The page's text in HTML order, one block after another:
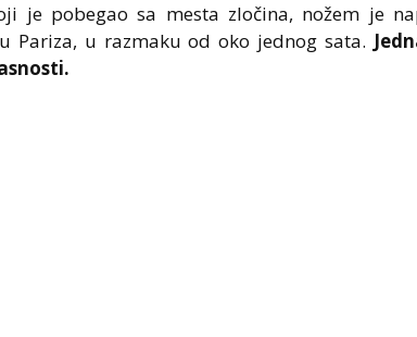
je pobegao sa mesta zločina, nožem je
Pariza, u razmaku od oko jednog sata.